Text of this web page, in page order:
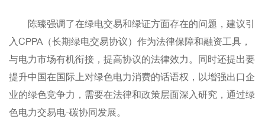
陈臻强调了在绿电交易和绿证方面存在的问题，建议引
入CPPA（长期绿电交易协议）作为法律保障和融资工具，
与电力市场有机衔接，提高协议的法律效力。同时还提出要
提升中国在国际上对绿色电力消费的话语权，以增强出口企
业的绿色竞争力，需要在法律和政策层面深入研究，通过绿
色电力交易电-碳协同发展。